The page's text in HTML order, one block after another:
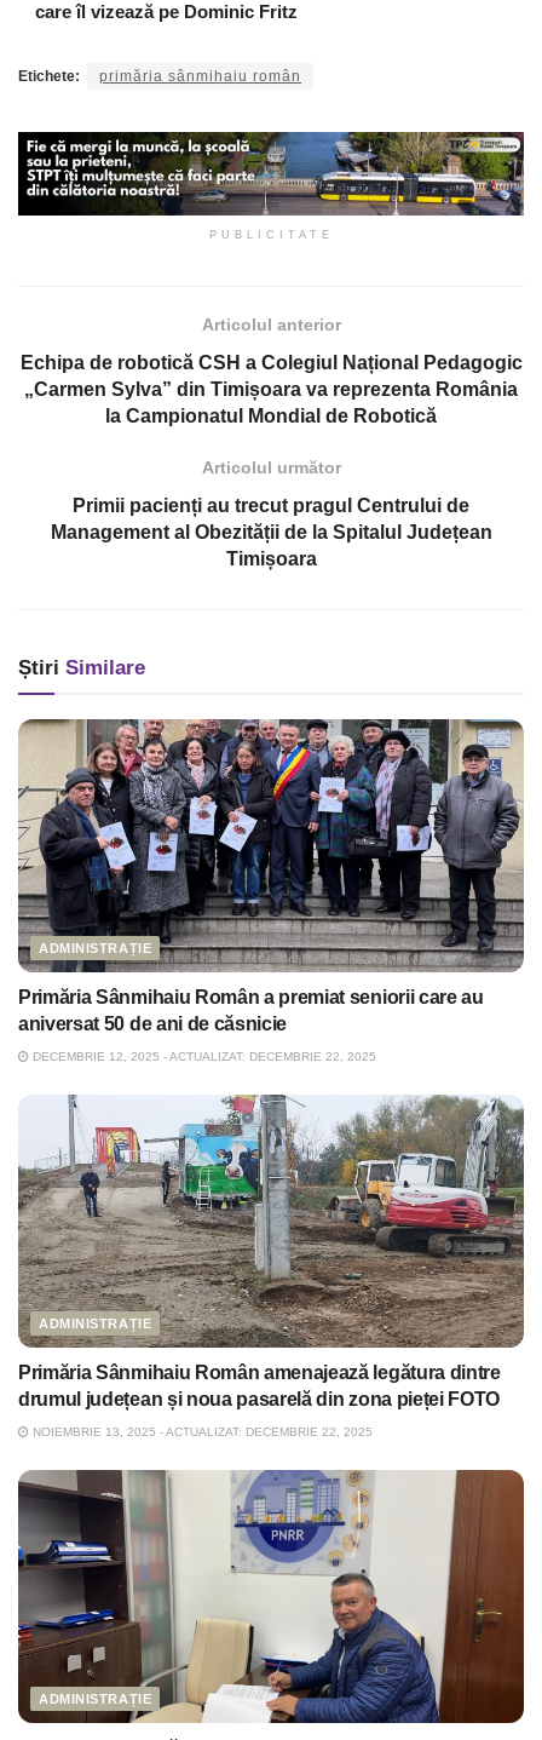
care îl vizează pe Dominic Fritz
Etichete: primăria sânmihaiu român
PUBLICITATE
Articolul anterior
Echipa de robotică CSH a Colegiul Național Pedagogic
„Carmen Sylva” din Timișoara va reprezenta România
la Campionatul Mondial de Robotică
Articolul următor
Primii pacienți au trecut pragul Centrului de
Management al Obezității de la Spitalul Județean
Timișoara
Știri Similare
ADMINISTRAȚIE
Primăria Sânmihaiu Român a premiat seniorii care au
aniversat 50 de ani de căsnicie
DECEMBRIE 12, 2025 - ACTUALIZAT: DECEMBRIE 22, 2025
ADMINISTRAȚIE
Primăria Sânmihaiu Român amenajează legătura dintre
drumul județean și noua pasarelă din zona pieței FOTO
NOIEMBRIE 13, 2025 - ACTUALIZAT: DECEMBRIE 22, 2025
ADMINISTRAȚIE